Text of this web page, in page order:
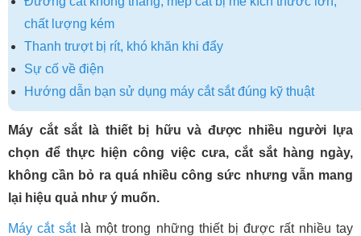
chất lượng kém
Thanh trượt bị rít, khó khăn khi đẩy
Sự cố về điện
Hướng dẫn bạn sử dụng máy cắt sắt đúng kỹ thuật
Máy cắt sắt là thiết bị hữu và được nhiều người lựa
chọn để thực hiện công việc cưa, cắt sắt hàng ngày,
không cần bỏ ra quá nhiều công sức nhưng vẫn mang
lại hiệu quả như ý muốn.
Máy cắt sắtlà một trong những thiết bị được rất nhiều tay